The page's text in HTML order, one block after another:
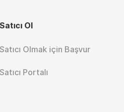
Satıcı Ol
Satıcı Olmak için Başvur
Satıcı Portalı